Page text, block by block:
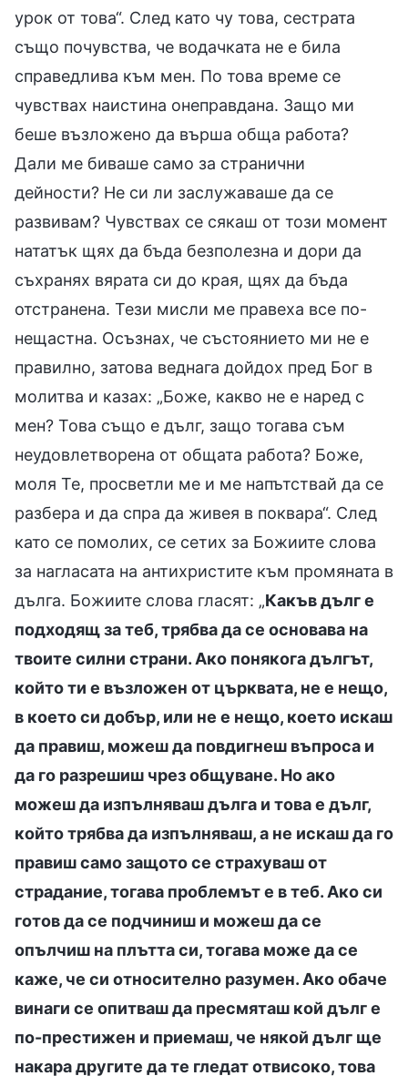
урок от това“. След като чу това, сестрата
също почувства, че водачката не е била
справедлива към мен. По това време се
чувствах наистина онеправдана. Защо ми
беше възложено да върша обща работа?
Дали ме биваше само за странични
дейности? Не си ли заслужаваше да се
развивам? Чувствах се сякаш от този момент
нататък щях да бъда безполезна и дори да
съхранях вярата си до края, щях да бъда
отстранена. Тези мисли ме правеха все по-
нещастна. Осъзнах, че състоянието ми не е
правилно, затова веднага дойдох пред Бог в
молитва и казах: „Боже, какво не е наред с
мен? Това също е дълг, защо тогава съм
неудовлетворена от общата работа? Боже,
моля Те, просветли ме и ме напътствай да се
разбера и да спра да живея в поквара“. След
като се помолих, се сетих за Божиите слова
за нагласата на антихристите към промяната в
дълга. Божиите слова гласят: „Какъв дълг е
подходящ за теб, трябва да се основава на
твоите силни страни. Ако понякога дългът,
който ти е възложен от църквата, не е нещо,
в което си добър, или не е нещо, което искаш
да правиш, можеш да повдигнеш въпроса и
да го разрешиш чрез общуване. Но ако
можеш да изпълняваш дълга и това е дълг,
който трябва да изпълняваш, а не искаш да го
правиш само защото се страхуваш от
страдание, тогава проблемът е в теб. Ако си
готов да се подчиниш и можеш да се
опълчиш на плътта си, тогава може да се
каже, че си относително разумен. Ако обаче
винаги се опитваш да пресмяташ кой дълг е
по-престижен и приемаш, че някой дълг ще
накара другите да те гледат отвисоко, това